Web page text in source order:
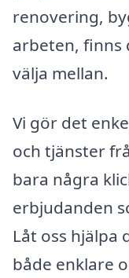
renovering,
arbeten, finns
välja mellan.
Vi gör det
och tjänster
bara några
erbjudanden
Låt oss
både enklare